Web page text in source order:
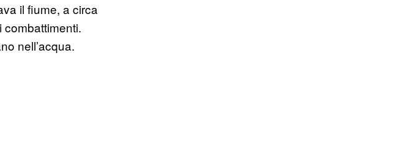
il fiume, a circa
nell’acqua.